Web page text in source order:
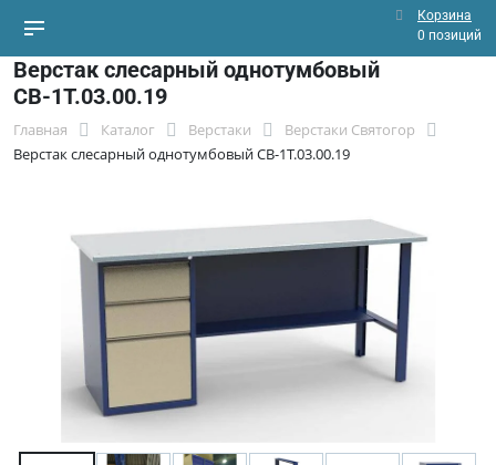
Корзина
0 позиций
Верстак слесарный однотумбовый
СВ-1Т.03.00.19
Главная Каталог Верстаки
Верстаки Святогор
Верстак слесарный однотумбовый СВ-1Т.03.00.19